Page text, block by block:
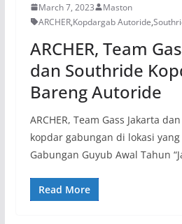
March 7, 2023
Maston
ARCHER,Kopdargab Autoride,
ARCHER, Team
dan Southride
Bareng Autoride
ARCHER, Team Gass Jakarta
kopdar gabungan di lokasi
Gabungan Guyub Awal Tahun
Read More